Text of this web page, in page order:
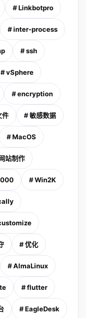
# Linkbotpro
# inter-process
# ssh
# vSphere
# encryption
件 # 敏感数据
# MacOS
站制作
# Win2K
# 优化
# AlmaLinux
# flutter
# EagleDesk